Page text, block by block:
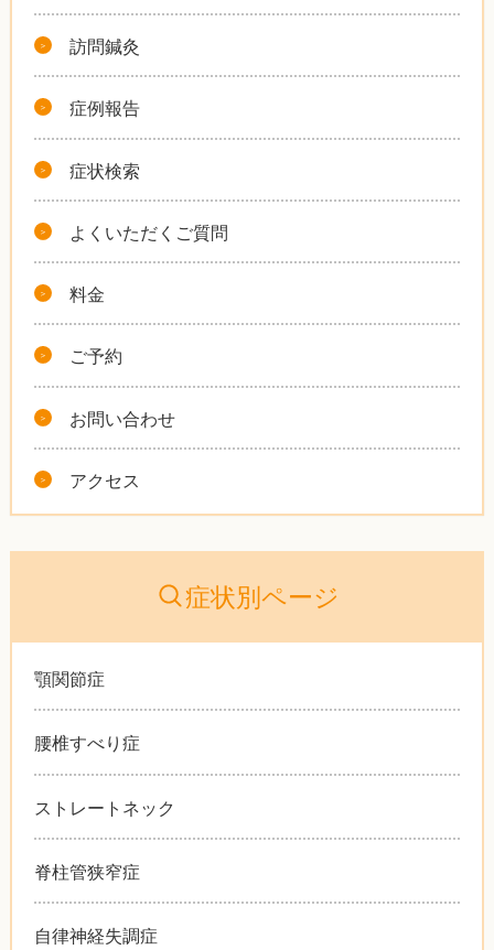
訪問鍼灸
症例報告
症状検索
よくいただくご質問
料金
ご予約
お問い合わせ
アクセス
症状別ページ
顎関節症
腰椎すべり症
ストレートネック
脊柱管狭窄症
自律神経失調症